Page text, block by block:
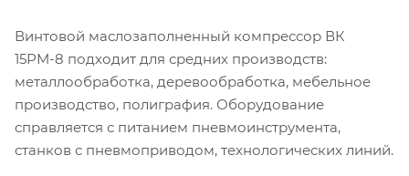
Винтовой маслозаполненный компрессор ВК
15РМ-8 подходит для средних производств:
металлообработка, деревообработка, мебельное
производство, полиграфия. Оборудование
справляется с питанием пневмоинструмента,
станков с пневмоприводом, технологических линий.